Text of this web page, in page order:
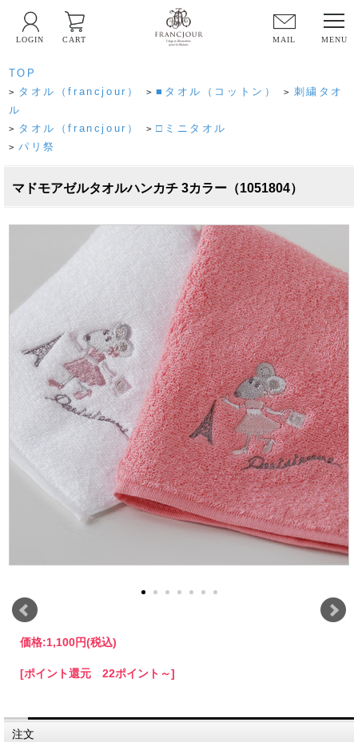
MAIL
LOGIN CART
TOP
> タオル（francjour） > ■タオル（コットン） > 刺繍タオ
ル
> タオル（francjour） > □ミニタオル
> パリ祭
マドモアゼルタオルハンカチ 3カラー（1051804）
価格:1,100円(税込)
[ポイント還元 22ポイント～]
注文